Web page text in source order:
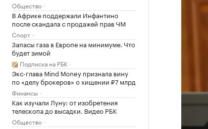
Общество
В Африке поддержали Инфантино
после скандала с продажей прав ЧМ
Спорт
Запасы газа в Европе на минимуме. Что
будет зимой
Подписка на РБК
Экс-глава Mind Money признала вину
по «делу брокеров» о хищении ₽7 млрд
Финансы
Как изучали Луну: от изобретения
телескопа до высадки. Видео РБК
Общество